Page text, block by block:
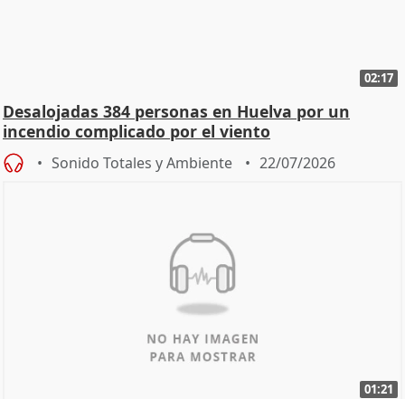
02:17
Desalojadas 384 personas en Huelva por un
incendio complicado por el viento
Sonido Totales y Ambiente 22/07/2026
01:21